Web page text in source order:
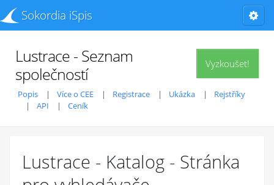
Sokordia iSpis
Vyzkoušet!
Lustrace - Seznam
společností
Popis Více o CEE Registrace Ukázka
Rejstříky
API
Ceník
Lustrace - Katalog - Stránka